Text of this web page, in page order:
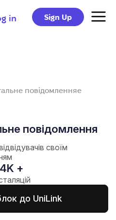
in Sign Up
повідомленняe
повідомлення
своїм
4K +
до UniLink